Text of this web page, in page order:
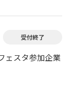
ェスタ参加企業
受付終了